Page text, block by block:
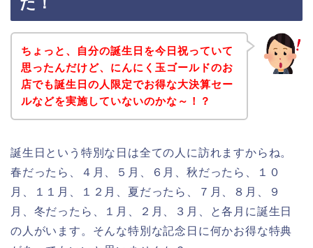
ちょっと、自分の誕生日を今日祝っていて
思ったんだけど、にんにく玉ゴールドのお
店でも誕生日の人限定でお得な大決算セー
ルなどを実施していないのかな～！？
誕生日という特別な日は全ての人に訪れますからね。
春だったら、４月、５月、６月、秋だったら、１０
月、１１月、１２月、夏だったら、７月、８月、９
月、冬だったら、１月、２月、３月、と各月に誕生日
の人がいます。そんな特別な記念日に何かお得な特典